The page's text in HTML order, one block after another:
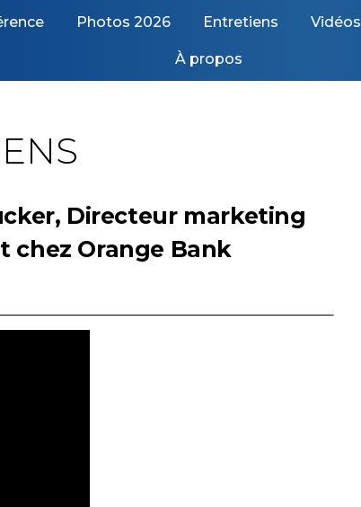
Photos 2026 Entretiens Vidéos
À propos
Directeur marketing
chez Orange Bank